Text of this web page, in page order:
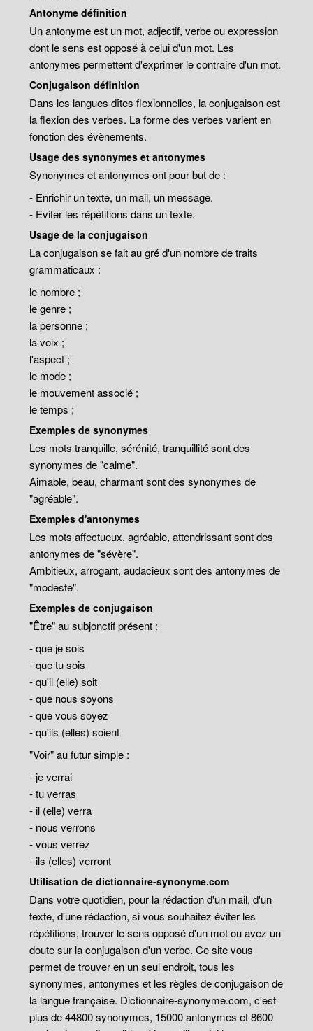
Antonyme définition
Un antonyme est un mot, adjectif, verbe ou expression
dont le sens est opposé à celui d'un mot. Les
antonymes permettent d'exprimer le contraire d'un mot.
Conjugaison définition
Dans les langues dîtes flexionnelles, la conjugaison est
la flexion des verbes. La forme des verbes varient en
fonction des évènements.
Usage des synonymes et antonymes
Synonymes et antonymes ont pour but de :
- Enrichir un texte, un mail, un message.
- Eviter les répétitions dans un texte.
Usage de la conjugaison
La conjugaison se fait au gré d'un nombre de traits
grammaticaux :
le nombre ;
le genre ;
la personne ;
la voix ;
l'aspect ;
le mode ;
le mouvement associé ;
le temps ;
Exemples de synonymes
Les mots tranquille, sérénité, tranquillité sont des
synonymes de "calme".
Aimable, beau, charmant sont des synonymes de
"agréable".
Exemples d'antonymes
Les mots affectueux, agréable, attendrissant sont des
antonymes de "sévère".
Ambitieux, arrogant, audacieux sont des antonymes de
"modeste".
Exemples de conjugaison
"Être" au subjonctif présent :
- que je sois
- que tu sois
- qu'il (elle) soit
- que nous soyons
- que vous soyez
- qu'ils (elles) soient
"Voir" au futur simple :
- je verrai
- tu verras
- il (elle) verra
- nous verrons
- vous verrez
- ils (elles) verront
Utilisation de dictionnaire-synonyme.com
Dans votre quotidien, pour la rédaction d'un mail, d'un
texte, d'une rédaction, si vous souhaitez éviter les
répétitions, trouver le sens opposé d'un mot ou avez un
doute sur la conjugaison d'un verbe. Ce site vous
permet de trouver en un seul endroit, tous les
synonymes, antonymes et les règles de conjugaison de
la langue française. Dictionnaire-synonyme.com, c'est
plus de 44800 synonymes, 15000 antonymes et 8600